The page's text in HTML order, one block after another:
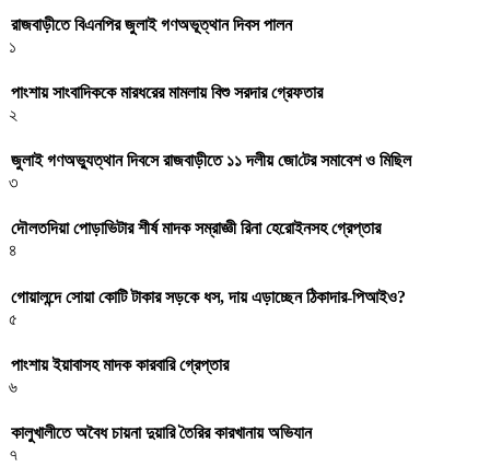
রাজবাড়ীতে বিএন‌পির জুলাই গণঅভূত্থান দিবস পালন
১
পাংশায় সাংবাদিককে মারধরের মামলায় বিশু সরদার গ্রেফতার
২
জুলাই গণঅভ্যুত্থান দিবসে রাজবাড়ীতে ১১ দলীয় জো‌টের সমাবেশ ও মি‌ছিল
৩
দৌলতদিয়া পোড়াভিটার শীর্ষ মাদক সম্রাজ্ঞী রিনা হেরোইনসহ গ্রেপ্তার
৪
গোয়ালন্দে সোয়া কোটি টাকার সড়কে ধস, দায় এড়াচ্ছেন ঠিকাদার-পিআইও?
৫
পাংশায় ইয়াবাসহ মাদক কারবারি গ্রেপ্তার
৬
কালুখালীতে অবৈধ চায়না দুয়ারি তৈরির কারখানায় অভিযান
৭